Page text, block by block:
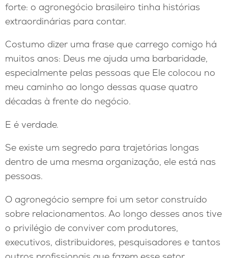
forte: o agronegócio brasileiro tinha histórias
extraordinárias para contar.
Costumo dizer uma frase que carrego comigo há
muitos anos: Deus me ajuda uma barbaridade,
especialmente pelas pessoas que Ele colocou no
meu caminho ao longo dessas quase quatro
décadas à frente do negócio.
E é verdade.
Se existe um segredo para trajetórias longas
dentro de uma mesma organização, ele está nas
pessoas.
O agronegócio sempre foi um setor construído
sobre relacionamentos. Ao longo desses anos tive
o privilégio de conviver com produtores,
executivos, distribuidores, pesquisadores e tantos